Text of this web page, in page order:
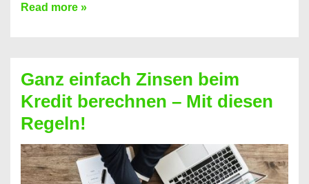
Einen
bekommen?
So
ist
es
möglich!
Read more »
Ganz einfach Zinsen beim
Kredit berechnen – Mit diesen
Regeln!